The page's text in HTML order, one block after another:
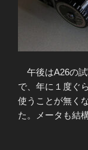
午後はA26の試
で、年に１度ぐ
使うことが無く
た。メータも結